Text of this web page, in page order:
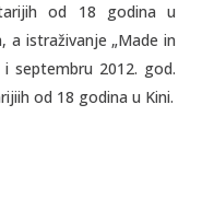
od 18 godina u
a istraživanje „Made in
septembru 2012. god.
od 18 godina u Kini.